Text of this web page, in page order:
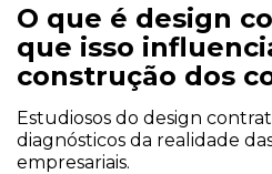
O que é design
que isso
construção dos
Estudiosos do design
diagnósticos da realidade
empresariais.